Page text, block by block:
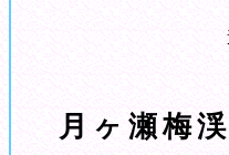
月ヶ瀬梅